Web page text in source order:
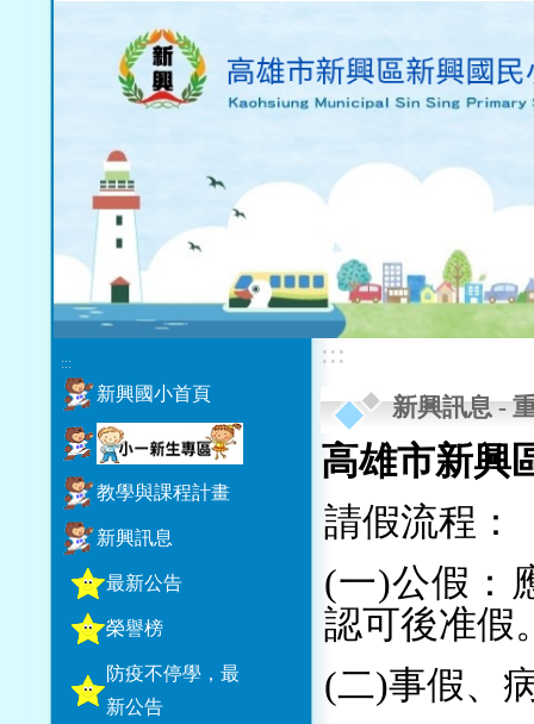
:::
新興國小首頁
教學與課程計畫
新興訊息
最新公告
榮譽榜
防疫不停學，最
新公告
:::
新興訊息-
高雄市新興
請假流程：
(一)公假：
認可後准假
(二)事假、